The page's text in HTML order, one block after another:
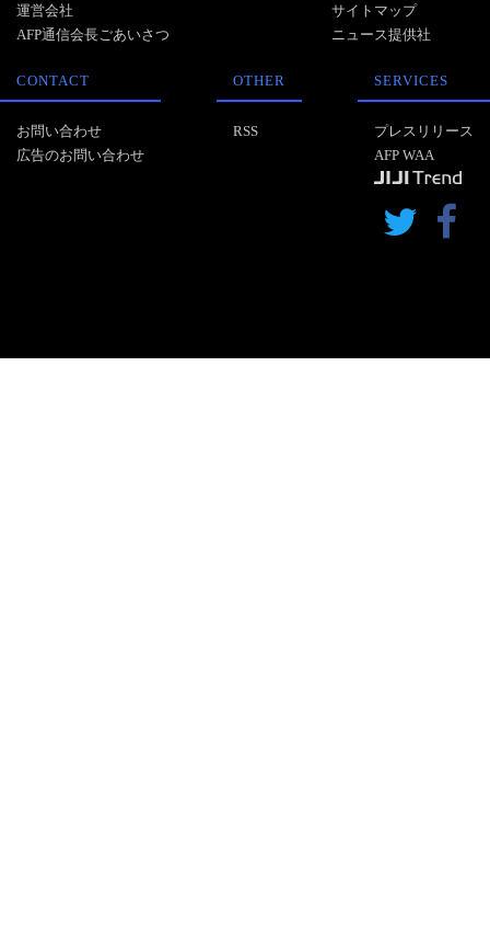
運営会社
AFP通信会長ごあいさつ
サイトマップ
ニュース提供社
CONTACT
お問い合わせ
広告のお問い合わせ
OTHER
RSS
SERVICES
プレスリリース
AFP WAA